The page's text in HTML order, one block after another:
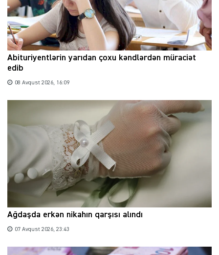
Abituriyentlərin yarıdan çoxu kəndlərdən müraciət
edib
08 Avqust 2026, 16:09
Ağdaşda erkən nikahın qarşısı alındı
07 Avqust 2026, 23:43